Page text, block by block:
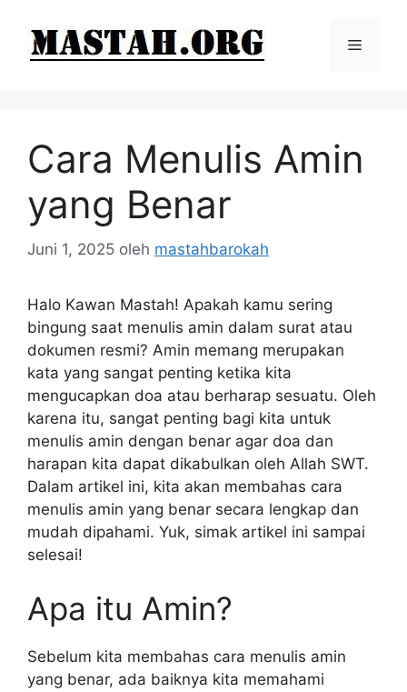
Menu
Cara Menulis Amin
yang Benar
Juni 1, 2025 oleh mastahbarokah
Halo Kawan Mastah! Apakah kamu sering
bingung saat menulis amin dalam surat atau
dokumen resmi? Amin memang merupakan
kata yang sangat penting ketika kita
mengucapkan doa atau berharap sesuatu. Oleh
karena itu, sangat penting bagi kita untuk
menulis amin dengan benar agar doa dan
harapan kita dapat dikabulkan oleh Allah SWT.
Dalam artikel ini, kita akan membahas cara
menulis amin yang benar secara lengkap dan
mudah dipahami. Yuk, simak artikel ini sampai
selesai!
Apa itu Amin?
Sebelum kita membahas cara menulis amin
yang benar, ada baiknya kita memahami